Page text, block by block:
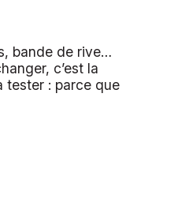
bande de rive…
c’est la
tester : parce que